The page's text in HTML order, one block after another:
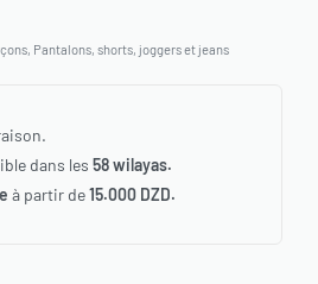
, Pantalons, shorts, joggers et jeans
dans les 58 wilayas.
à partir de15.000 DZD.